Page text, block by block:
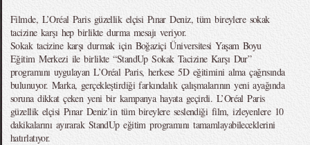
Filmde, L’Oréal Paris güzellik elçisi Pınar Deniz, tüm bireylere sokak
tacizine karşı hep birlikte durma mesajı veriyor.
Sokak tacizine karşı durmak için Boğaziçi Üniversitesi Yaşam Boyu
Eğitim Merkezi ile birlikte “StandUp Sokak Tacizine Karşı Dur”
programını uygulayan L’Oréal Paris, herkese 5D eğitimini alma çağrısında
bulunuyor. Marka, gerçekleştirdiği farkındalık çalışmalarının yeni ayağında
soruna dikkat çeken yeni bir kampanya hayata geçirdi. L’Oréal Paris
güzellik elçisi Pınar Deniz’in tüm bireylere seslendiği film, izleyenlere 10
dakikalarını ayırarak StandUp eğitim programını tamamlayabileceklerini
hatırlatıyor.